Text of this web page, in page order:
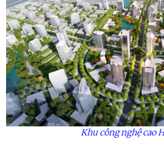
Khu công nghệ cao